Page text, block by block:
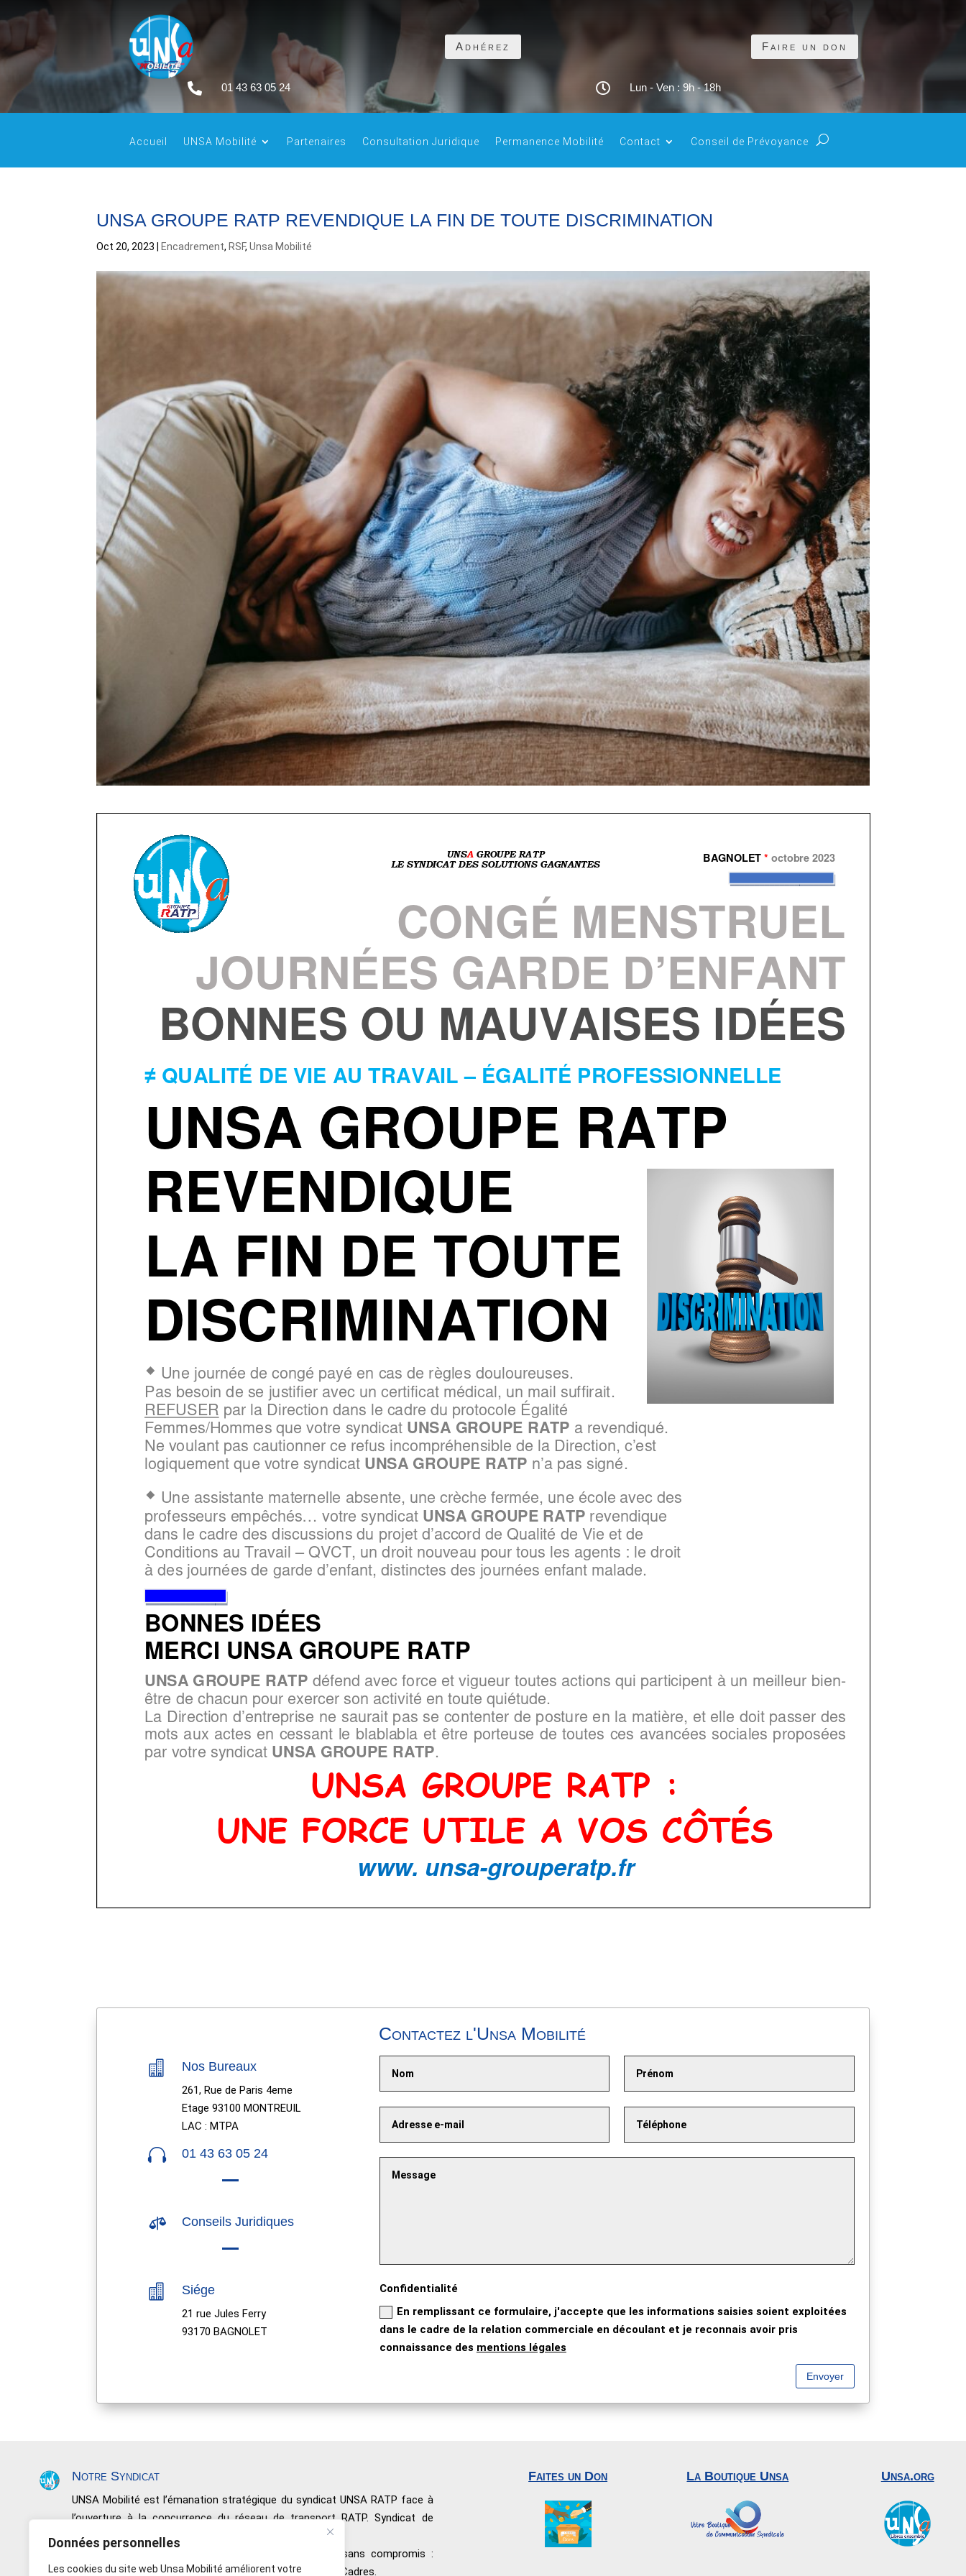
Données personnelles
Les cookies du site web Unsa Mobilité améliorent votre
Adhérez Faire un don
 01 43 63 05 24  Lun - Ven : 9h - 18h
Accueil UNSA Mobilité Partenaires Consultation Juridique Permanence Mobilité Contact Conseil de Prévoyance
UNSA GROUPE RATP REVENDIQUE LA FIN DE TOUTE DISCRIMINATION
Oct 20, 2023 Encadrement, RSF,Unsa Mobilité
 Nos Bureaux
261, Rue de Paris 4eme
Etage 93100 MONTREUIL
LAC : MTPA
 01 43 63 05 24
 Conseils Juridiques
 Siége
21 rue Jules Ferry
93170 BAGNOLET
Contactez l'Unsa Mobilité
Confidentialité
En remplissant ce formulaire, j'accepte que les informations saisies soient exploitées
dans le cadre de la relation commerciale en découlant et je reconnais avoir pris
connaissance des mentions légales
Envoyer
Notre Syndicat
UNSA Mobilité est l’émanation stratégique du syndicat UNSA RATP face à
l’ouverture à la concurrence du réseau de transport RATP. Syndicat de
négociations, de conquêtes sociales et de résultats.
Nous défendons toutes les catégories de personnel sans compromis :
Salariés non issus de l’encadrement, les Maîtrises et les Cadres.
Faites un Don La Boutique Unsa Unsa.org